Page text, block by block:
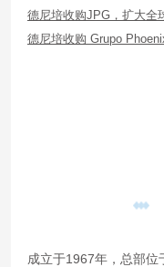
德尼培收购JPG，扩大全
德尼培收购 Grupo
成立于1967年，总部位